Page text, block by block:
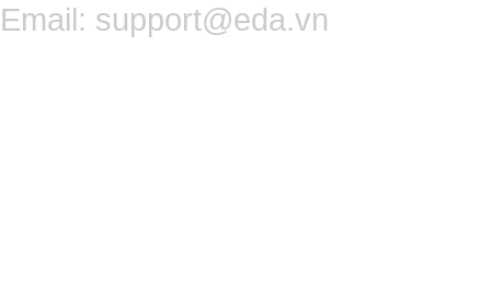
Email: support@eda.vn